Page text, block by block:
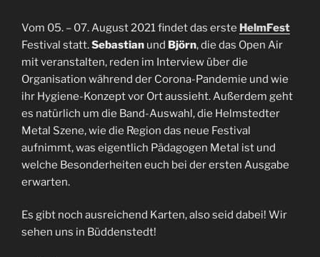
Vom 05. – 07. August 2021 findet das erste HelmFest
Festival statt.Sebastian und Björn, die das Open Air
mit veranstalten, reden im Interview über die
Organisation während der Corona-Pandemie und wie
ihr Hygiene-Konzept vor Ort aussieht. Außerdem geht
es natürlich um die Band-Auswahl, die Helmstedter
Metal Szene, wie die Region das neue Festival
aufnimmt, was eigentlich Pädagogen Metal ist und
welche Besonderheiten euch bei der ersten Ausgabe
erwarten.
Es gibt noch ausreichend Karten, also seid dabei! Wir
sehen uns in Büddenstedt!